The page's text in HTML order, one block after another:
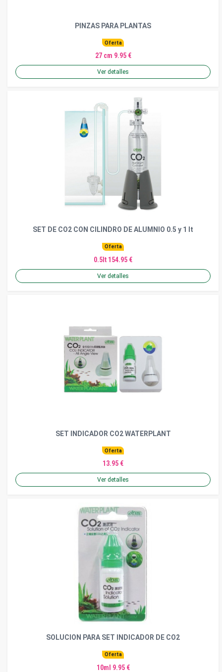
PINZAS PARA PLANTAS
Oferta
27 cm 9.95 €
Ver detalles
SET DE CO2 CON CILINDRO DE ALUMNIO 0.5 y 1 lt
Oferta
0.5lt 154.95 €
Ver detalles
SET INDICADOR CO2 WATERPLANT
Oferta
13.95 €
Ver detalles
SOLUCION PARA SET INDICADOR DE CO2
Oferta
10ml 9.95 €